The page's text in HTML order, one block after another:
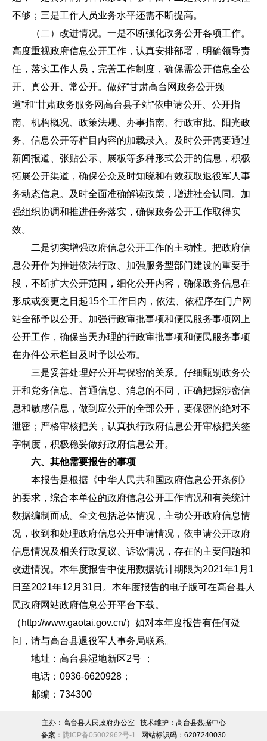
不够；三是工作人员业务水平还需不断提高。
（二）改进情况。一是不断强化政务公开各项工作。
高度重视政府信息公开工作，认真安排部署，明确领导责
任，落实工作人员，完善工作制度，确保需公开信息全公
开、真公开、常公开。做好“甘肃高台网政务公开频
道”和“甘肃政务服务网高台县子站”依申请公开、公开指
南、机构概况、政策法规、办事指南、行政审批、阳光政
务、信息公开等栏目内容的加载录入。及时公开需要通过
新闻报道、张贴公示、展板等多种形式公开的信息，积极
拓展公开渠道，确保公众及时知晓和有效获取退役军人事
务动态信息。及时全面准确解读政策，增进社会认同。加
强组织协调和推进任务落实，确保政务公开工作取得实
效。
二是切实增强政府信息公开工作的主动性。把政府信
息公开作为推进依法行政、加强服务型部门建设的重要手
段，不断扩大公开范围，细化公开内容，确保政务信息在
形成或变更之日起15个工作日内，依法、依程序在门户网
站全部予以公开。加强行政审批事项和便民服务事项网上
公开工作，确保当天办理的行政审批事项和便民服务事项
在办件公示栏目及时予以公布。
三是妥善处理好公开与保密的关系。仔细甄别政务公
开和党务信息、普通信息、消息的不同，正确把握涉密信
息和敏感信息，做到应公开的全部公开，要保密的绝对不
泄密；严格审核把关，认真执行政府信息公开审核把关签
字制度，积极稳妥做好政府信息公开。
六、其他需要报告的事项
本报告是根据《中华人民共和国政府信息公开条例》
的要求，综合本单位的政府信息公开工作情况和有关统计
数据编制而成。全文包括总体情况，主动公开政府信息情
况，收到和处理政府信息公开申请情况，依申请公开政府
信息情况及相关行政复议、诉讼情况，存在的主要问题和
改进情况。本年度报告中使用数据统计期限为2021年1月1
日至2021年12月31日。本年度报告的电子版可在高台县人
民政府网站政府信息公开平台下载。
（http://www.gaotai.gov.cn/）如对本年度报告有任何疑
问，请与高台县退役军人事务局联系。
地址：高台县湿地新区2号 ；
电话：0936-6620928；
邮编：734300
主办：高台县人民政府办公室 技术维护：高台县数据中心
备案： 陇ICP备05002962号-1 网站标识码：6207240030